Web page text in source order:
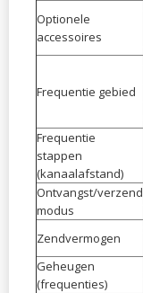
Optionele
accessoires
Frequentie gebied
Frequentie
stappen
(kanaalafstand)
Ontvangst/verzend
modus
Zendvermogen
Geheugen
(frequenties)